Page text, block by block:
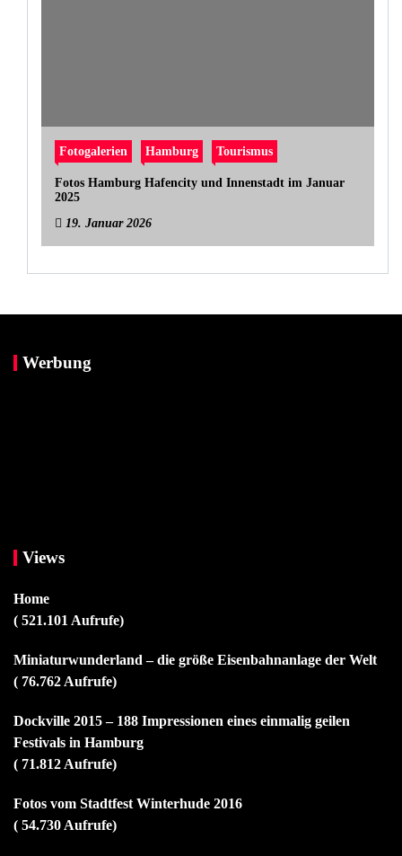
Fotogalerien Hamburg Tourismus
Fotos Hamburg Hafencity und Innenstadt im Januar
2025
19. Januar 2026
Werbung
Views
Home
( 521.101 Aufrufe)
Miniaturwunderland – die größe Eisenbahnanlage der Welt
( 76.762 Aufrufe)
Dockville 2015 – 188 Impressionen eines einmalig geilen
Festivals in Hamburg
( 71.812 Aufrufe)
Fotos vom Stadtfest Winterhude 2016
( 54.730 Aufrufe)